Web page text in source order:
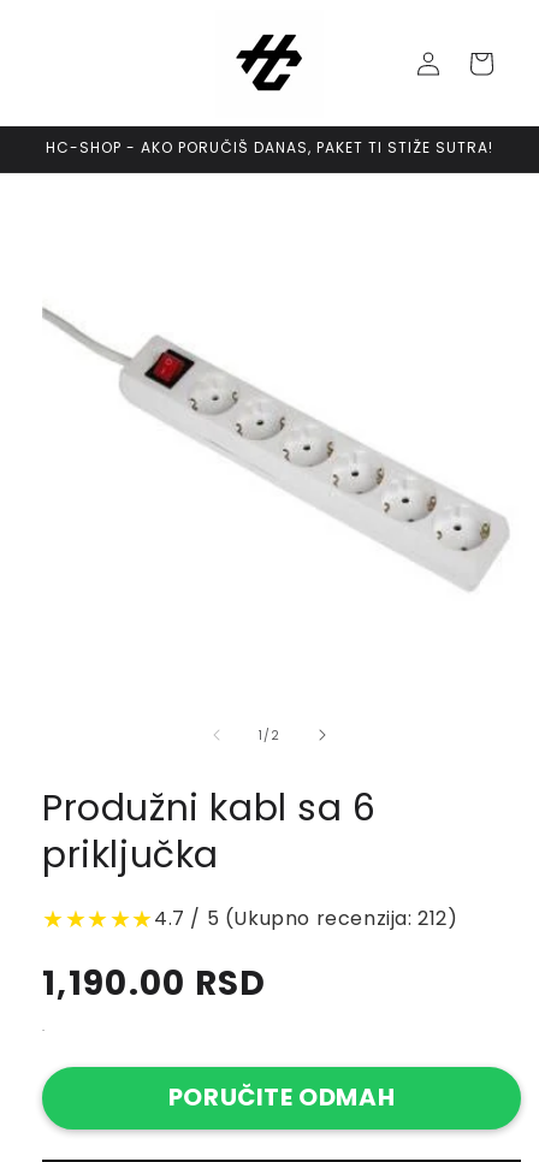
Log
in
Cart
HC-SHOP - AKO PORUČIŠ DANAS, PAKET TI STIŽE SUTRA!
1 /of2
Produžni kabl sa 6
priključka
★★★★★4.7 / 5 (Ukupno recenzija: 212)
Regular
price
1,190.00 RSD
.
PORUČITE ODMAH